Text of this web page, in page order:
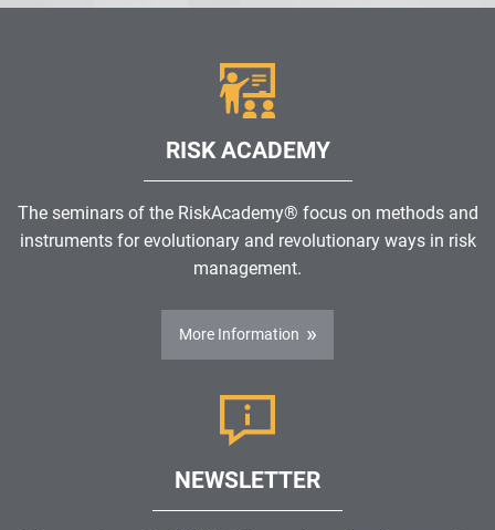
RISK ACADEMY
The seminars of the RiskAcademy® focus on methods and
instruments for evolutionary and revolutionary ways in risk
management.
More Information
NEWSLETTER